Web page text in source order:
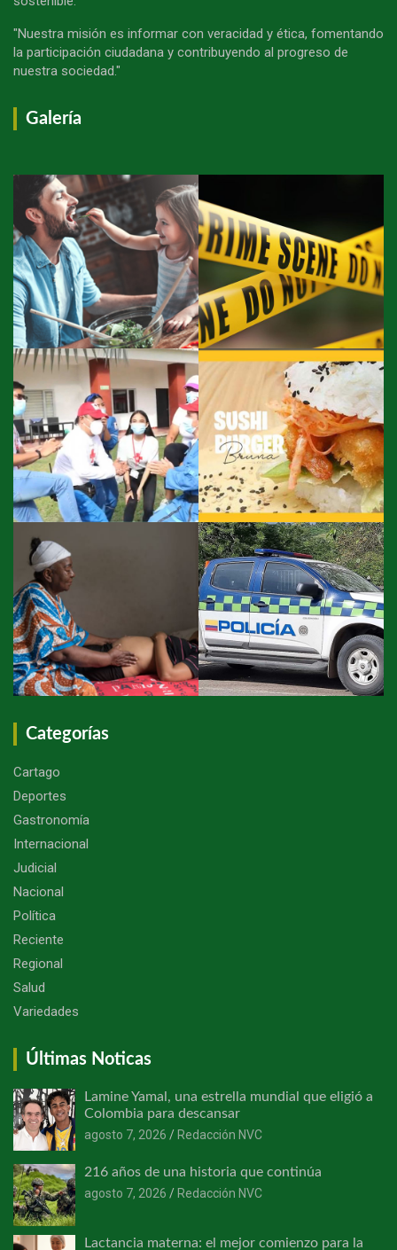
"Nuestra misión es informar con veracidad y ética, fomentando
la participación ciudadana y contribuyendo al progreso de
nuestra sociedad."
Galería
Categorías
Cartago
Deportes
Gastronomía
Internacional
Judicial
Nacional
Política
Reciente
Regional
Salud
Variedades
Últimas Noticas
Lamine Yamal, una estrella mundial que eligió a
Colombia para descansar
agosto 7, 2026
Redacción NVC
216 años de una historia que continúa
agosto 7, 2026
Redacción NVC
Lactancia materna: el mejor comienzo para la